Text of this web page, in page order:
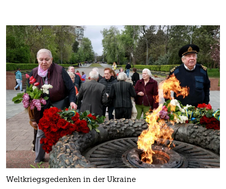
Weltkriegsgedenken in der Ukraine